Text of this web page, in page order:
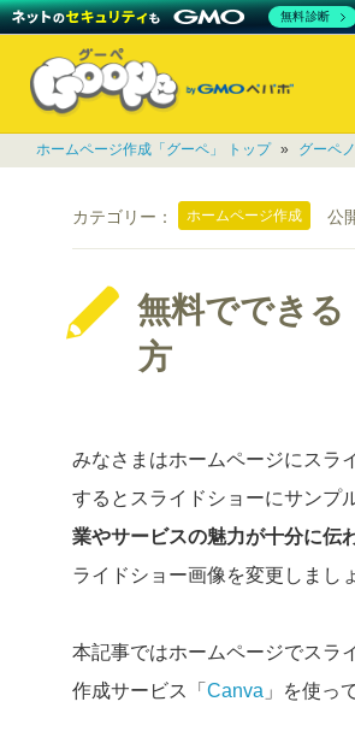
ホームページ作成「グーペ」 トップ » グーペ
カテゴリー： ホームページ作成 公
無料でできる
方
みなさまはホームページにスラ
するとスライドショーにサンプ
業やサービスの魅力が十分に伝
ライドショー画像を変更しまし
本記事ではホームページでスラ
作成サービス「 Canva 」を使っ
無料診断